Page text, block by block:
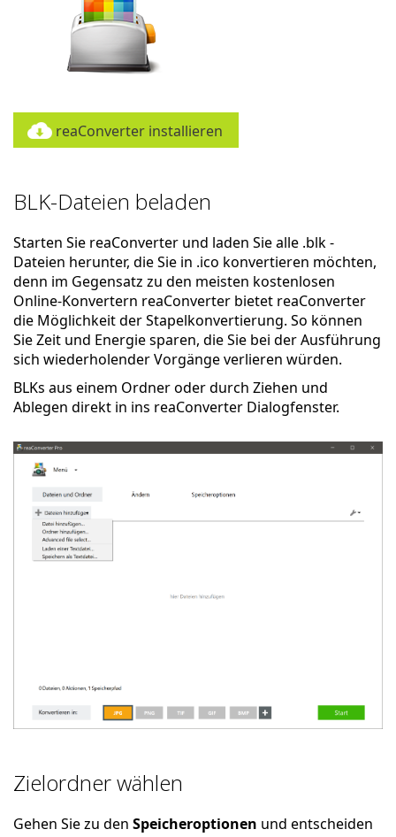
reaConverter installieren
BLK-Dateien beladen
Starten Sie reaConverter und laden Sie alle .blk -
Dateien herunter, die Sie in .ico konvertieren möchten,
denn im Gegensatz zu den meisten kostenlosen
Online-Konvertern reaConverter bietet reaConverter
die Möglichkeit der Stapelkonvertierung. So können
Sie Zeit und Energie sparen, die Sie bei der Ausführung
sich wiederholender Vorgänge verlieren würden.
BLKs aus einem Ordner oder durch Ziehen und
Ablegen direkt in ins reaConverter Dialogfenster.
Zielordner wählen
Gehen Sie zu den Speicheroptionen und entscheiden